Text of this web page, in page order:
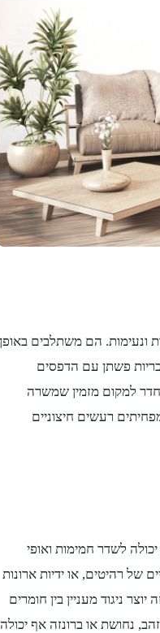
ונעימות. הם משתלבים באופן
פשתן עם הדפסים
חדר למקום מזמין שמשרה
רעשים חיצוניים
לשדר חמימות ואופי
של רהיטים, או ידיות ארונות
ניגוד מעניין בין חומרים
נחושת או ברונזה אף יכולה